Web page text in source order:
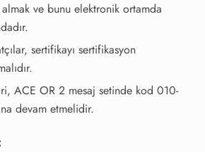
ve bunu elektronik ortamda
sertifikayı sertifikasyon
ACE OR 2 mesaj setinde kod 010-
devam etmelidir.